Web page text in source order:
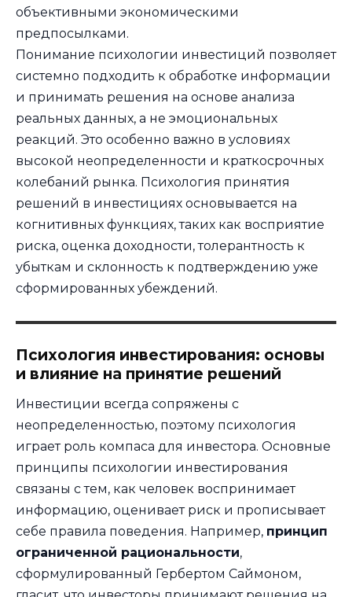
объективными экономическими
предпосылками.
Понимание психологии инвестиций позволяет
системно подходить к обработке информации
и принимать решения на основе анализа
реальных данных, а не эмоциональных
реакций. Это особенно важно в условиях
высокой неопределенности и краткосрочных
колебаний рынка. Психология принятия
решений в инвестициях основывается на
когнитивных функциях, таких как восприятие
риска, оценка доходности, толерантность к
убыткам и склонность к подтверждению уже
сформированных убеждений.
Психология инвестирования: основы
и влияние на принятие решений
Инвестиции всегда сопряжены с
неопределенностью, поэтому психология
играет роль компаса для инвестора. Основные
принципы психологии инвестирования
связаны с тем, как человек воспринимает
информацию, оценивает риск и прописывает
себе правила поведения. Например, принцип
ограниченной рациональности,
сформулированный Гербертом Саймоном,